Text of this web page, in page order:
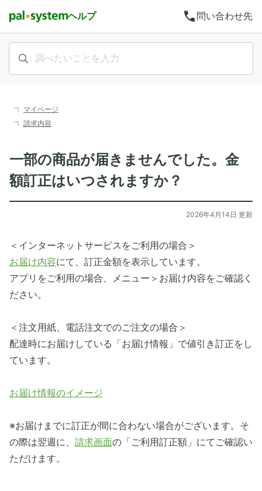
ヘルプ call 問い合わせ先
マイページ
請求内容
一部の商品が届きませんでした。金
額訂正はいつされますか？
2026年4月14日 更新
＜インターネットサービスをご利用の場合＞
お届け内容にて、訂正金額を表示しています。
アプリをご利用の場合、メニュー＞お届け内容をご確認く
ださい。
＜注文用紙、電話注文でのご注文の場合＞
配達時にお届けしている「お届け情報」で値引き訂正をし
ています。
お届け情報のイメージ
※お届けまでに訂正が間に合わない場合がございます。そ
の際は翌週に、 請求画面の「ご利用訂正額」にてご確認い
ただけます。